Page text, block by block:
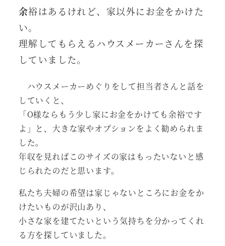
余裕はあるけれど、家以外にお金をかけた
い。
理解してもらえるハウスメーカーさんを探
していました。
ハウスメーカーめぐりをして担当者さんと話を
していくと、
「O様ならもう少し家にお金をかけても余裕です
よ」と、大きな家やオプションをよく勧められま
した。
年収を見ればこのサイズの家はもったいないと感
じられたのだと思います。
私たち夫婦の希望は家じゃないところにお金をか
けたいものが沢山あり、
小さな家を建てたいという気持ちを分かってくれ
る方を探していました。